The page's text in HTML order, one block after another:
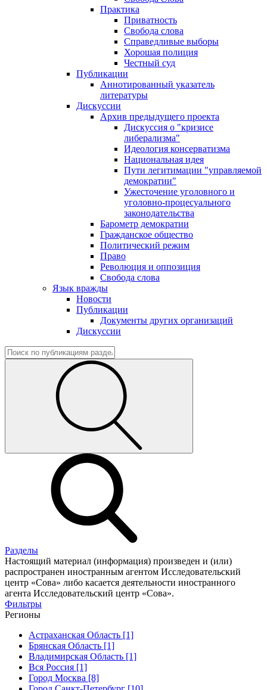
Практика
Приватность
Свобода слова
Справедливые выборы
Хорошая полиция
Честный суд
Публикации
Аннотированный указатель
литературы
Дискуссии
Архив предыдущего проекта
Дискуссия о "кризисе
либерализма"
Идеология консерватизма
Национальная идея
Пути легитимации "управляемой
демократии"
Ужесточение уголовного и
уголовно-процесуального
законодательства
Барометр демократии
Гражданское общество
Политический режим
Право
Революция и оппозиция
Свобода слова
Язык вражды
Новости
Публикации
Документы других организаций
Дискуссии
Разделы
Настоящий материал (информация) произведен и (или)
распространен иностранным агентом Исследовательский
центр «Сова» либо касается деятельности иностранного
агента Исследовательский центр «Сова».
Фильтры
Регионы
Астраханская Область [1]
Брянская Область [1]
Владимирская Область [1]
Вся Россия [1]
Город Москва [8]